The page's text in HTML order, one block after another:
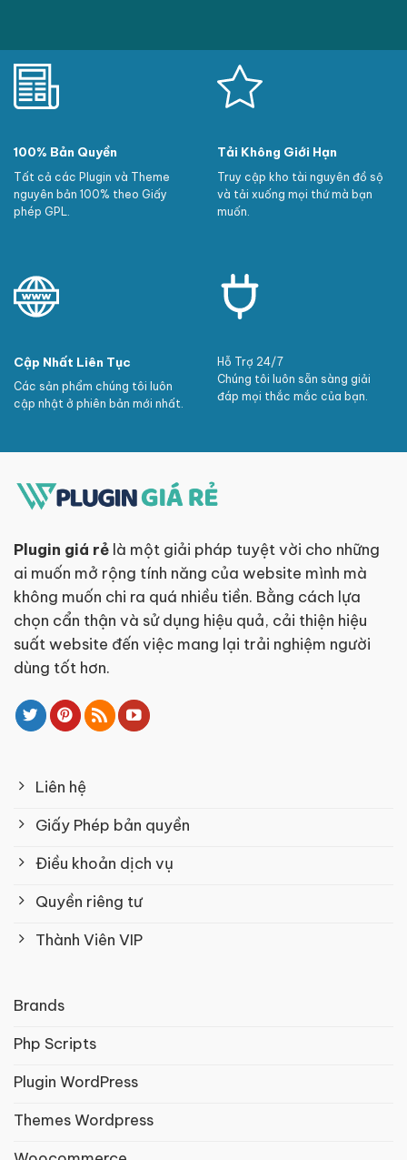
100% Bản Quyền
Tất cả các Plugin và Theme
nguyên bản 100% theo Giấy
phép GPL.
Tải Không Giới Hạn
Truy cập kho tài nguyên đồ sộ
và tải xuống mọi thứ mà bạn
muốn.
Cập Nhất Liên Tục
Các sản phẩm chúng tôi luôn
cập nhật ở phiên bản mới nhất.
Hỗ Trợ 24/7
Chúng tôi luôn sẵn sàng giải
đáp mọi thắc mắc của bạn.
Plugin giá rẻ là một giải pháp tuyệt vời cho những
ai muốn mở rộng tính năng của website mình mà
không muốn chi ra quá nhiều tiền. Bằng cách lựa
chọn cẩn thận và sử dụng hiệu quả, cải thiện hiệu
suất website đến việc mang lại trải nghiệm người
dùng tốt hơn.
Liên hệ
Giấy Phép bản quyền
Điều khoản dịch vụ
Quyền riêng tư
Thành Viên VIP
Brands
Php Scripts
Plugin WordPress
Themes Wordpress